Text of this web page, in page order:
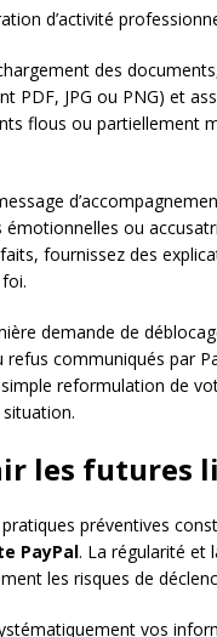
d’activité
des
PDF, JPG ou PNG) et
flous ou partiellement
ou
fournissez des
demande de
refus communiqués par
reformulation de
les futures
préventives
PayPal. La régularité et
les risques de
vos